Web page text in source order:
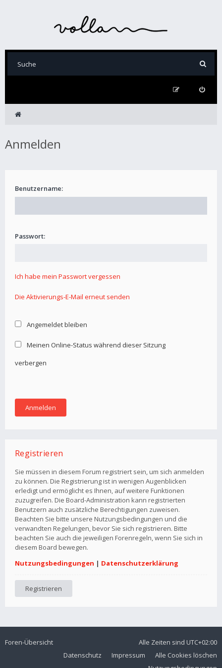
Anmelden
Benutzername:
Passwort:
Ich habe mein Passwort vergessen
Die Aktivierungs-E-Mail erneut senden
Angemeldet bleiben
Meinen Online-Status während dieser Sitzung
verbergen
Registrieren
Sie müssen in diesem Forum registriert sein, um sich anmelden
zu können. Die Registrierung ist in wenigen Augenblicken
erledigt und ermöglicht es Ihnen, auf weitere Funktionen
zuzugreifen. Die Board-Administration kann registrierten
Benutzern auch zusätzliche Berechtigungen zuweisen.
Beachten Sie bitte unsere Nutzungsbedingungen und die
verwandten Regelungen, bevor Sie sich registrieren. Bitte
beachten Sie auch die jeweiligen Forenregeln, wenn Sie sich in
diesem Board bewegen.
Nutzungsbedingungen | Datenschutzerklärung
Registrieren
Foren-Übersicht Alle Zeiten sind UTC+02:00
Alle Cookies löschen
Impressum
Datenschutz